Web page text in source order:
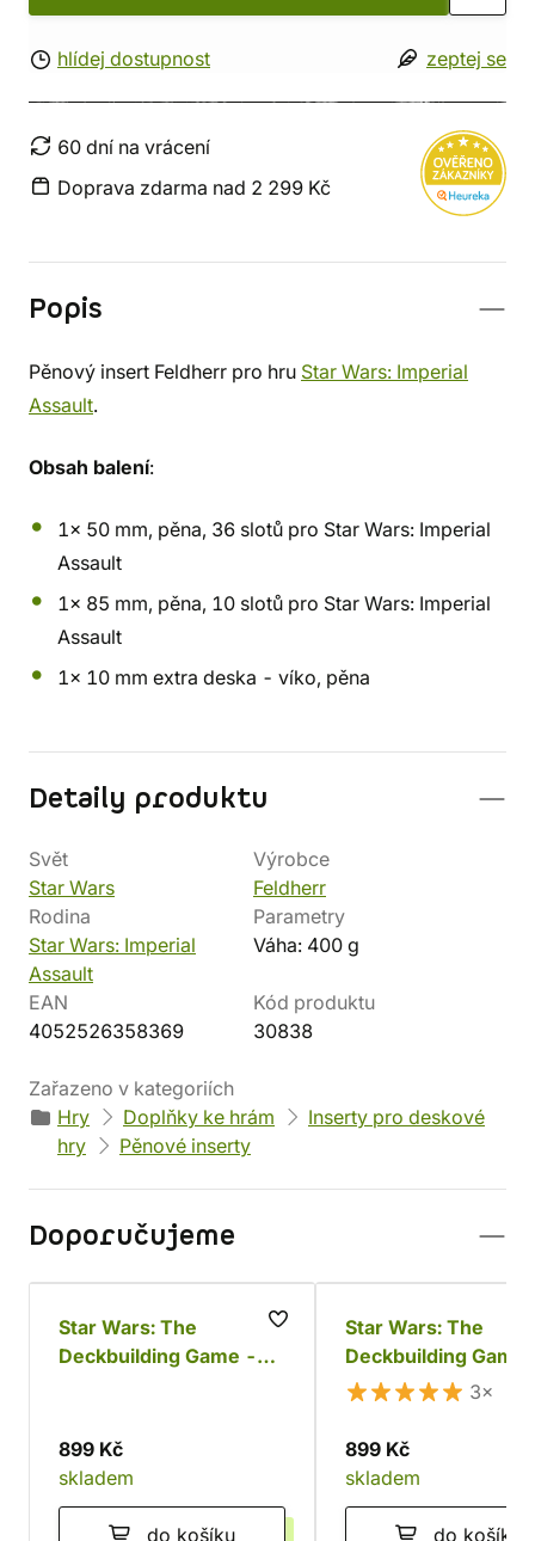
hlídej dostupnost zeptej se
60 dní na vrácení
Doprava zdarma nad 2 299 Kč
Popis
Pěnový insert Feldherr pro hru Star Wars: Imperial
Assault.
Obsah balení:
1x 50 mm, pěna, 36 slotů pro Star Wars: Imperial
Assault
1x 85 mm, pěna, 10 slotů pro Star Wars: Imperial
Assault
1x 10 mm extra deska - víko, pěna
Detaily produktu
Svět
Star Wars
Výrobce
Feldherr
Rodina
Star Wars: Imperial
Assault
Parametry
Váha: 400 g
EAN
4052526358369
Kód produktu
30838
Zařazeno v kategoriích
Hry
Doplňky ke hrám
Inserty pro deskové
hry
Pěnové inserty
Doporučujeme
Star Wars: The
Deckbuilding Game -
899 Kč
skladem
do košíku
Star Wars: The
Deckbuilding Game
(česky)
3×
899 Kč
skladem
do košíku